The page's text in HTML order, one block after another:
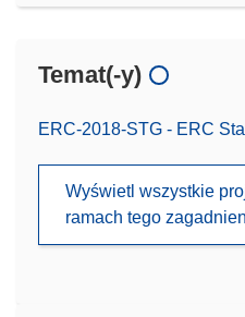
Temat(-y)
ERC-2018-STG - ERC
Wyświetl wszystkie
ramach tego